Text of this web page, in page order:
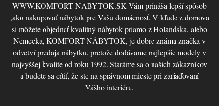
WWW.KOMFORT-NABYTOK.SK Vám prináša lepší spôsob
,ako nakupovať nábytok pre Vašu domácnosť. V kľude z domova
si môžete objednať kvalitný nábytok priamo z Holandska, alebo
Nemecka, KOMFORT-NÁBYTOK, je dobre známa značka v
odvetví predaja nábytku, pretože dodávame najlepšie modely v
najvyššej kvalite od roku 1992. Staráme sa o našich zákazníkov
a budete sa cítiť, že ste na správnom mieste pri zariaďovaní
Vášho interiéru.